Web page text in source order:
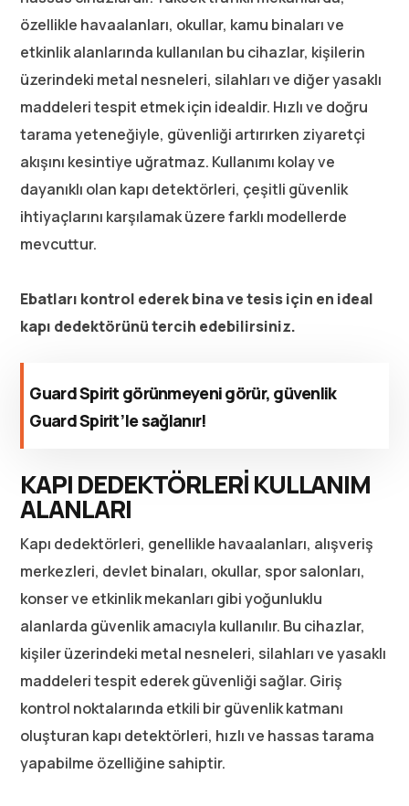
özellikle havaalanları, okullar, kamu binaları ve
etkinlik alanlarında kullanılan bu cihazlar, kişilerin
üzerindeki metal nesneleri, silahları ve diğer yasaklı
maddeleri tespit etmek için idealdir. Hızlı ve doğru
tarama yeteneğiyle, güvenliği artırırken ziyaretçi
akışını kesintiye uğratmaz. Kullanımı kolay ve
dayanıklı olan kapı detektörleri, çeşitli güvenlik
ihtiyaçlarını karşılamak üzere farklı modellerde
mevcuttur.
Ebatları kontrol ederek bina ve tesis için en ideal
kapı dedektörünü tercih edebilirsiniz.
Guard Spirit görünmeyeni görür, güvenlik
Guard Spirit’le sağlanır!
KAPI DEDEKTÖRLERİ KULLANIM
ALANLARI
Kapı dedektörleri, genellikle havaalanları, alışveriş
merkezleri, devlet binaları, okullar, spor salonları,
konser ve etkinlik mekanları gibi yoğunluklu
alanlarda güvenlik amacıyla kullanılır. Bu cihazlar,
kişiler üzerindeki metal nesneleri, silahları ve yasaklı
maddeleri tespit ederek güvenliği sağlar. Giriş
kontrol noktalarında etkili bir güvenlik katmanı
oluşturan kapı detektörleri, hızlı ve hassas tarama
yapabilme özelliğine sahiptir.